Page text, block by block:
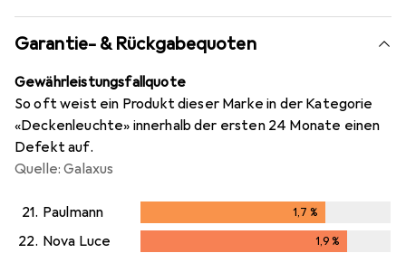
Garantie- & Rückgabequoten
Gewährleistungsfallquote
So oft weist ein Produkt dieser Marke in der Kategorie
«Deckenleuchte» innerhalb der ersten 24 Monate einen
Defekt auf.
Quelle: Galaxus
21. Paulmann 1,7 %
22. Nova Luce 1,9%